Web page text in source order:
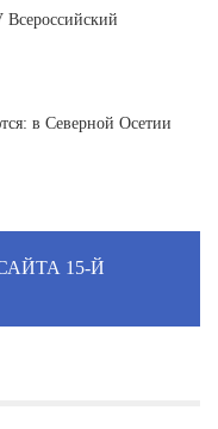
Всероссийский
в Северной Осетии
15-Й